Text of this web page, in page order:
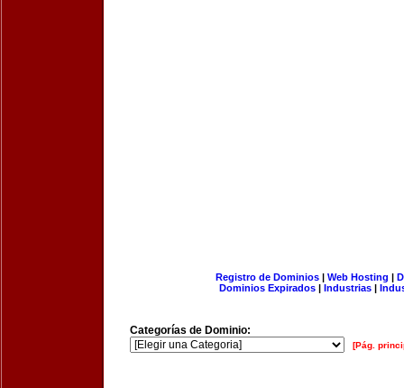
Registro de Dominios| Web Hosting |
Dominios Expirados | Industrias |
Categorías de Dominio:
[Pág.